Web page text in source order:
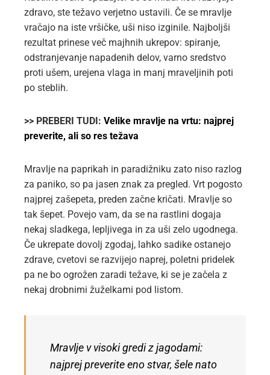
zdravo, ste težavo verjetno ustavili. Če se mravlje
vračajo na iste vršičke, uši niso izginile. Najboljši
rezultat prinese več majhnih ukrepov: spiranje,
odstranjevanje napadenih delov, varno sredstvo
proti ušem, urejena vlaga in manj mraveljinih poti
po steblih.
>> PREBERI TUDI: Velike mravlje na vrtu: najprej
preverite, ali so res težava
Mravlje na paprikah in paradižniku zato niso razlog
za paniko, so pa jasen znak za pregled. Vrt pogosto
najprej zašepeta, preden začne kričati. Mravlje so
tak šepet. Povejo vam, da se na rastlini dogaja
nekaj sladkega, lepljivega in za uši zelo ugodnega.
Če ukrepate dovolj zgodaj, lahko sadike ostanejo
zdrave, cvetovi se razvijejo naprej, poletni pridelek
pa ne bo ogrožen zaradi težave, ki se je začela z
nekaj drobnimi žuželkami pod listom.
Mravlje v visoki gredi z jagodami:
najprej preverite eno stvar, šele nato